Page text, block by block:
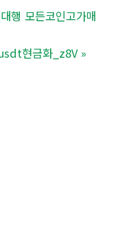
행 모든코인고가매
현금화_z8V »